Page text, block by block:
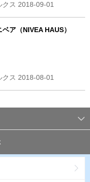
クス 2018-09-01
ア（NIVEA HAUS）
クス 2018-08-01